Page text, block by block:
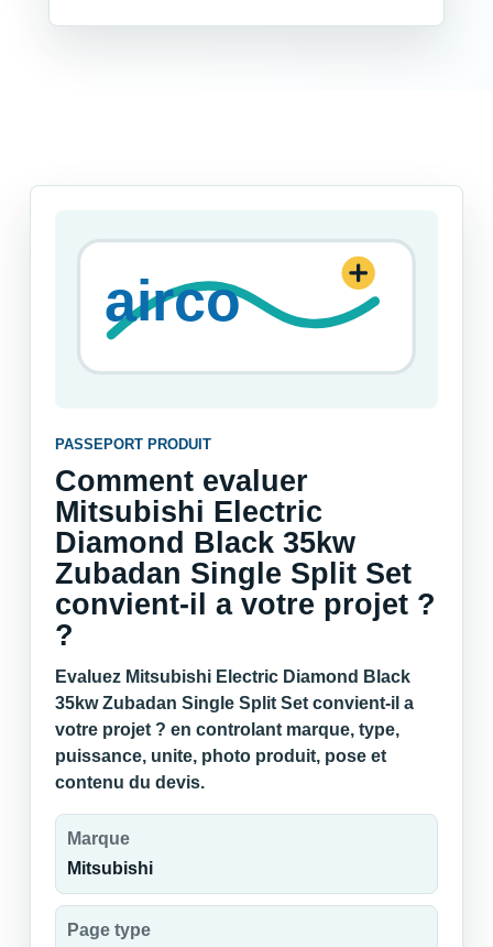
PASSEPORT PRODUIT
Comment evaluer
Mitsubishi Electric
Diamond Black 35kw
Zubadan Single Split Set
convient-il a votre projet ?
?
Evaluez Mitsubishi Electric Diamond Black
35kw Zubadan Single Split Set convient-il a
votre projet ? en controlant marque, type,
puissance, unite, photo produit, pose et
contenu du devis.
Marque
Mitsubishi
Page type